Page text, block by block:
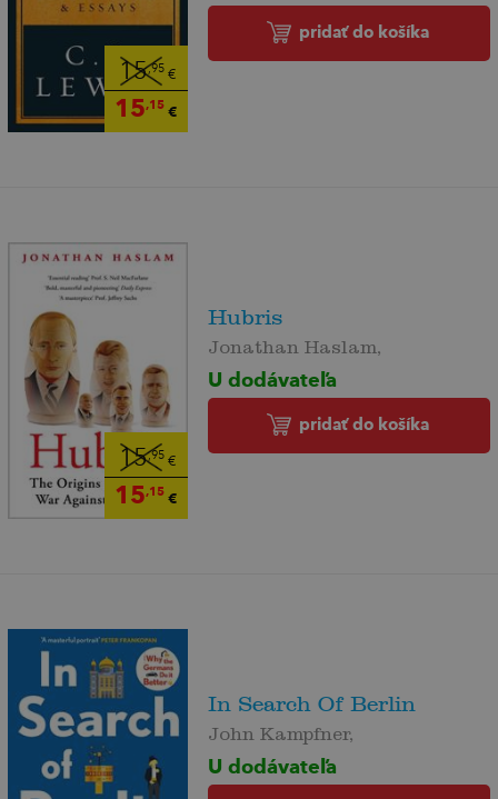
15,95€
15,15€
pridať do košíka
15,95€
15,15€
Hubris
Jonathan Haslam,
U dodávateľa
pridať do košíka
In Search Of Berlin
John Kampfner,
U dodávateľa